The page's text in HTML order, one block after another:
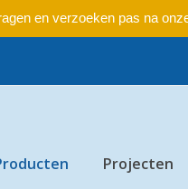
en verzoeken pas na
Projecten